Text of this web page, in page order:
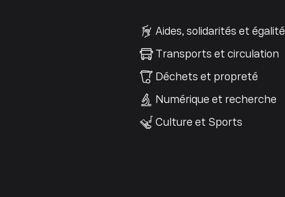
Aides, solidarités et égalité
Transports et circulation
Déchets et propreté
Numérique et recherche
Culture et Sports